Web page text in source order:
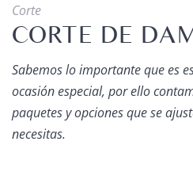
Corte
CORTE DE
Sabemos lo importante que es
ocasión especial, por ello
paquetes y opciones que se
necesitas.